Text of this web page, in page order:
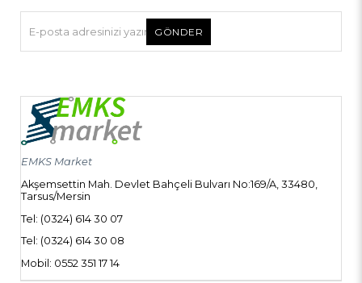
GÖNDER
EMKS Market
Akşemsettin Mah. Devlet Bahçeli Bulvarı No:169/A, 33480,
Tarsus/Mersin
Tel: (0324) 614 30 07
Tel: (0324) 614 30 08
Mobil: 0552 351 17 14